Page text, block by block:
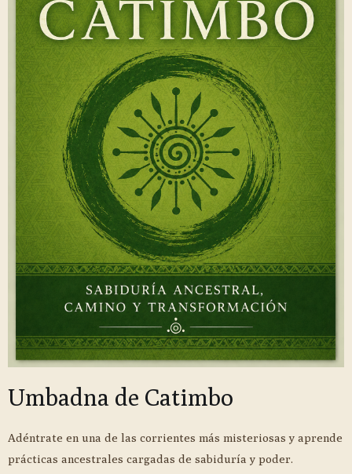
Umbadna de Catimbo
Adéntrate en una de las corrientes más misteriosas y aprende
prácticas ancestrales cargadas de sabiduría y poder.